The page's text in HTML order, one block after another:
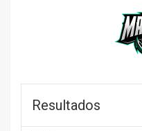
Resultados